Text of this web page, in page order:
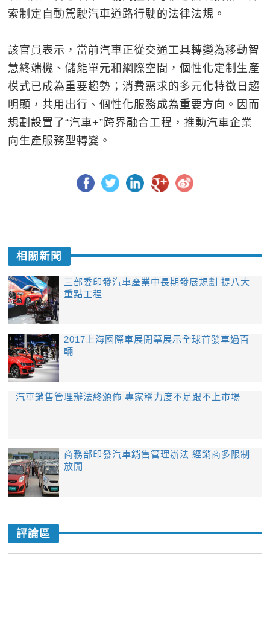
索制定自動駕駛汽車道路行駛的法律法規。
該官員表示，當前汽車正從交通工具轉變為移動智
慧終端機、儲能單元和網際空間，個性化定制生產
模式已成為重要趨勢；消費需求的多元化特徵日趨
明顯，共用出行、個性化服務成為重要方向。因而
規劃設置了“汽車+”跨界融合工程，推動汽車企業
向生產服務型轉變。
相關新聞
三部委印發汽車產業中長期發展規劃 提八大
重點工程
2017上海國際車展開幕展示全球首發車過百
輛
汽車銷售管理辦法終頒佈 專家稱力度不足跟不上市場
商務部印發汽車銷售管理辦法 經銷商多限制
放開
評論區